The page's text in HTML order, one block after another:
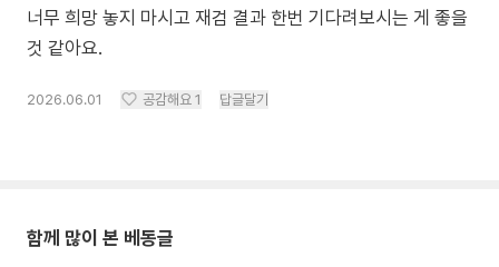
너무 희망 놓지 마시고 재검 결과 한번 기다려보시는 게 좋을
것 같아요.
2026.06.01 공감해요 1 답글달기
함께 많이 본 베동글